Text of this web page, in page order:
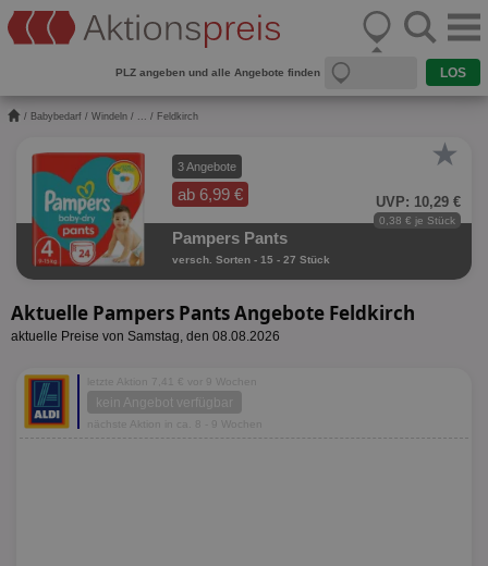
PLZ angeben und alle Angebote finden
/ Babybedarf / Windeln / ... / Feldkirch
3 Angebote
ab 6,99 €
★
UVP: 10,29 €
0,38 € je Stück
Pampers Pants
versch. Sorten - 15 - 27 Stück
Aktuelle Pampers Pants Angebote Feldkirch
aktuelle Preise von Samstag, den 08.08.2026
letzte Aktion 7,41 € vor 9 Wochen
kein Angebot verfügbar
nächste Aktion in ca. 8 - 9 Wochen